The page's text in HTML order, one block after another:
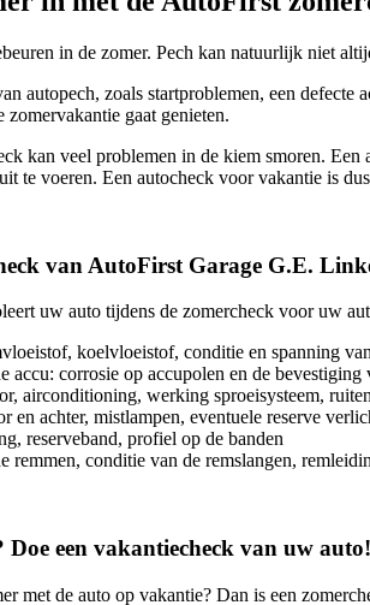
in de zomer. Pech kan natuurlijk niet
autopech, zoals startproblemen, een
gaat genieten.
kan veel problemen in de kiem smoren.
te voeren. Een autocheck voor vakantie is
van AutoFirst Garage G.E.
uw auto tijdens de zomercheck voor uw
koelvloeistof, conditie en spanning
accu: corrosie op accupolen en de bevestiging
airconditioning, werking sproeisysteem,
en achter, mistlampen, eventuele reserve
reserveband, profiel op de banden
remmen, conditie van de remslangen,
Doe een vakantiecheck van uw auto!
met de auto op vakantie? Dan is een